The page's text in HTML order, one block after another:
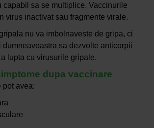
capabil sa se multiplice. Vaccinurile
virus inactivat sau fragmente virale.
nu va imbolnaveste de gripa, ci
dumneavoastra sa dezvolte anticorpii
lupta cu virusurile gripale.
dupa vaccinare
pot avea: